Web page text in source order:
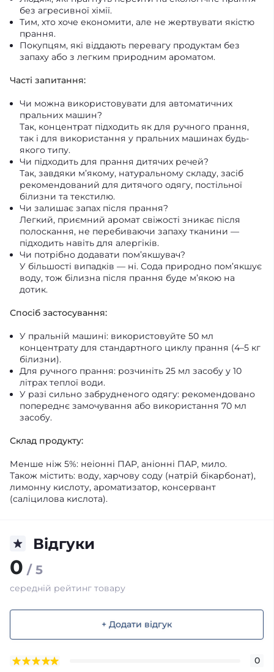
без агресивної хімії.
Тим, хто хоче економити, але не жертвувати якістю
прання.
Покупцям, які віддають перевагу продуктам без
запаху або з легким природним ароматом.
Часті запитання:
Чи можна використовувати для автоматичних
пральних машин?
Так, концентрат підходить як для ручного прання,
так і для використання у пральних машинах будь-
якого типу.
Чи підходить для прання дитячих речей?
Так, завдяки м’якому, натуральному складу, засіб
рекомендований для дитячого одягу, постільної
білизни та текстилю.
Чи залишає запах після прання?
Легкий, приємний аромат свіжості зникає після
полоскання, не перебиваючи запаху тканини —
підходить навіть для алергіків.
Чи потрібно додавати пом’якшувач?
У більшості випадків — ні. Сода природно пом’якшує
воду, тож білизна після прання буде м’якою на
дотик.
Спосіб застосування:
У пральній машині: використовуйте 50 мл
концентрату для стандартного циклу прання (4–5 кг
білизни).
Для ручного прання: розчиніть 25 мл засобу у 10
літрах теплої води.
У разі сильно забрудненого одягу: рекомендовано
попереднє замочування або використання 70 мл
засобу.
Склад продукту:
Менше ніж 5%: неіонні ПАР, аніонні ПАР, мило.
Також містить: воду, харчову соду (натрій бікарбонат),
лимонну кислоту, ароматизатор, консервант
(саліцилова кислота).
Відгуки
0 / 5
середній рейтинг товару
+ Додати відгук
0